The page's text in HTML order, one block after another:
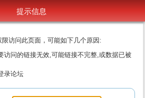
提示信息
访问此页面，可能如下几个原因:
访问的链接无效,可能链接不完整,或数据已被
录论坛